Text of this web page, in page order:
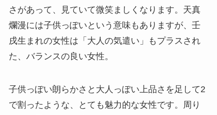
さがあって、見ていて微笑ましくなります。天真
爛漫には子供っぽいという意味もありますが、壬
戌生まれの女性は「大人の気遣い」もプラスされ
た、バランスの良い女性。
子供っぽい朗らかさと大人っぽい上品さを足して2
で割ったような、とても魅力的な女性です。周り